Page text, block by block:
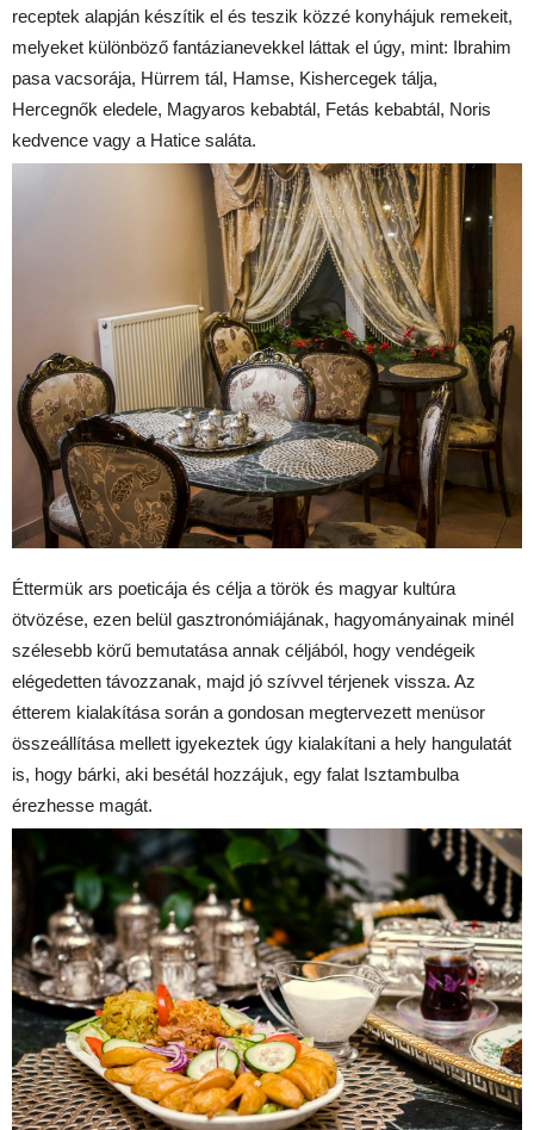
receptek alapján készítik el és teszik közzé konyhájuk remekeit,
melyeket különböző fantázianevekkel láttak el úgy, mint: Ibrahim
pasa vacsorája, Hürrem tál, Hamse, Kishercegek tálja,
Hercegnők eledele, Magyaros kebabtál, Fetás kebabtál, Noris
kedvence vagy a Hatice saláta.
Éttermük ars poeticája és célja a török és magyar kultúra
ötvözése, ezen belül gasztronómiájának, hagyományainak minél
szélesebb körű bemutatása annak céljából, hogy vendégeik
elégedetten távozzanak, majd jó szívvel térjenek vissza. Az
étterem kialakítása során a gondosan megtervezett menüsor
összeállítása mellett igyekeztek úgy kialakítani a hely hangulatát
is, hogy bárki, aki besétál hozzájuk, egy falat Isztambulba
érezhesse magát.